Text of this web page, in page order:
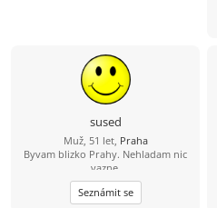
sused
Muž, 51 let, Praha
Byvam blizko Prahy. Nehladam nic
vazne.
Seznámit se